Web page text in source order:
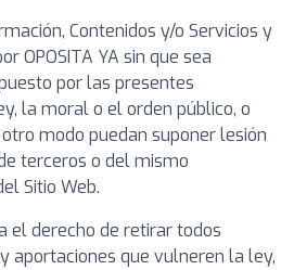
Contenidos y/o Servicios y
OPOSITA YA sin que sea
por las presentes
la moral o el orden público, o
modo puedan suponer lesión
terceros o del mismo
Sitio Web.
el derecho de retirar todos
aportaciones que vulneren la ley,